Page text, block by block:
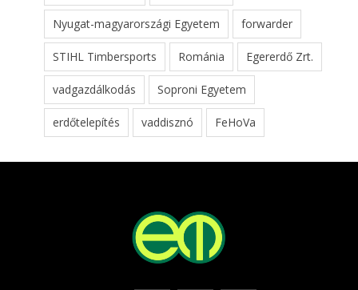
Nyugat-magyarországi Egyetem forwarder
STIHL Timbersports Románia Egererdő Zrt.
vadgazdálkodás Soproni Egyetem
erdőtelepítés vaddisznó FeHoVa